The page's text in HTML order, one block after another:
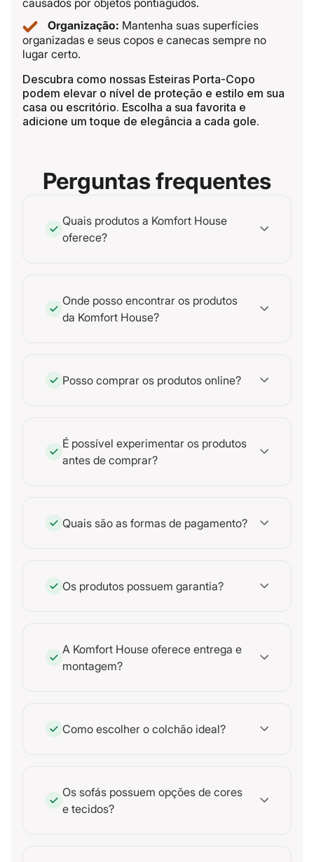
causados por objetos pontiagudos.
Organização: Mantenha suas superfícies
organizadas e seus copos e canecas sempre no
lugar certo.
Descubra como nossas Esteiras Porta-Copo
podem elevar o nível de proteção e estilo em sua
casa ou escritório. Escolha a sua favorita e
adicione um toque de elegância a cada gole.
Perguntas frequentes
Quais produtos a Komfort House
oferece?
Onde posso encontrar os produtos
da Komfort House?
Posso comprar os produtos online?
É possível experimentar os produtos
antes de comprar?
Quais são as formas de pagamento?
Os produtos possuem garantia?
A Komfort House oferece entrega e
montagem?
Como escolher o colchão ideal?
Os sofás possuem opções de cores
e tecidos?